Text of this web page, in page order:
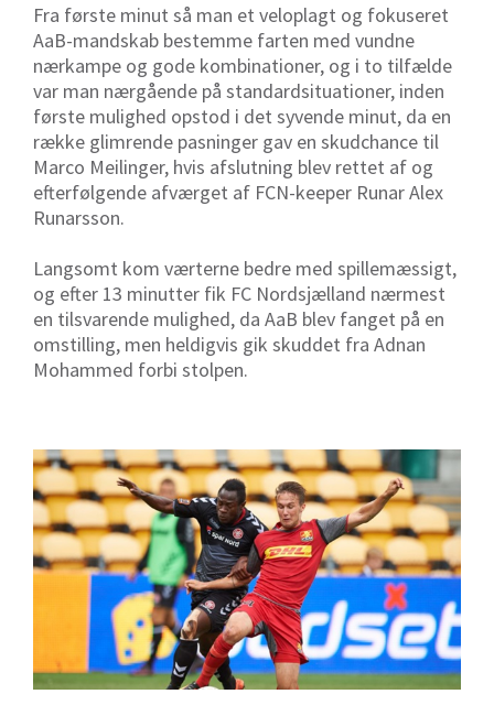
Fra første minut så man et veloplagt og fokuseret
AaB-mandskab bestemme farten med vundne
nærkampe og gode kombinationer, og i to tilfælde
var man nærgående på standardsituationer, inden
første mulighed opstod i det syvende minut, da en
række glimrende pasninger gav en skudchance til
Marco Meilinger, hvis afslutning blev rettet af og
efterfølgende afværget af FCN-keeper Runar Alex
Runarsson.
Langsomt kom værterne bedre med spillemæssigt,
og efter 13 minutter fik FC Nordsjælland nærmest
en tilsvarende mulighed, da AaB blev fanget på en
omstilling, men heldigvis gik skuddet fra Adnan
Mohammed forbi stolpen.